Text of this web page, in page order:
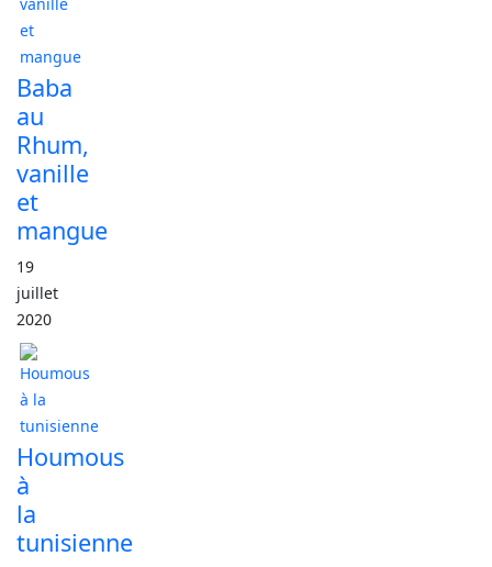
Baba
au
Rhum,
vanille
et
mangue
19
juillet
2020
Houmous
à
la
tunisienne